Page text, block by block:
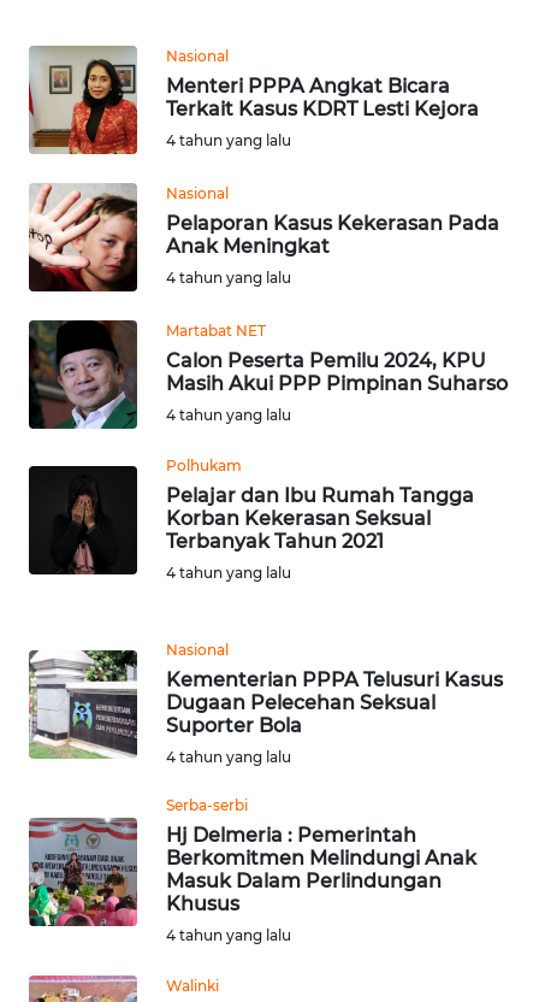
Nasional
Menteri PPPA Angkat Bicara
Terkait Kasus KDRT Lesti Kejora
4 tahun yang lalu
Nasional
Pelaporan Kasus Kekerasan Pada
Anak Meningkat
4 tahun yang lalu
Martabat NET
Calon Peserta Pemilu 2024, KPU
Masih Akui PPP Pimpinan Suharso
4 tahun yang lalu
Polhukam
Pelajar dan Ibu Rumah Tangga
Korban Kekerasan Seksual
Terbanyak Tahun 2021
4 tahun yang lalu
Nasional
Kementerian PPPA Telusuri Kasus
Dugaan Pelecehan Seksual
Suporter Bola
4 tahun yang lalu
Serba-serbi
Hj Delmeria : Pemerintah
Berkomitmen Melindungi Anak
Masuk Dalam Perlindungan
Khusus
4 tahun yang lalu
Walinki
WN
KALTARA
WN
KALSEL
WN
KALTIM
SULSEL
WN
GORONTALO
WN
SULUT
WN
WN
MALUT
WN
WN
DANAU
TOBA
NIAS